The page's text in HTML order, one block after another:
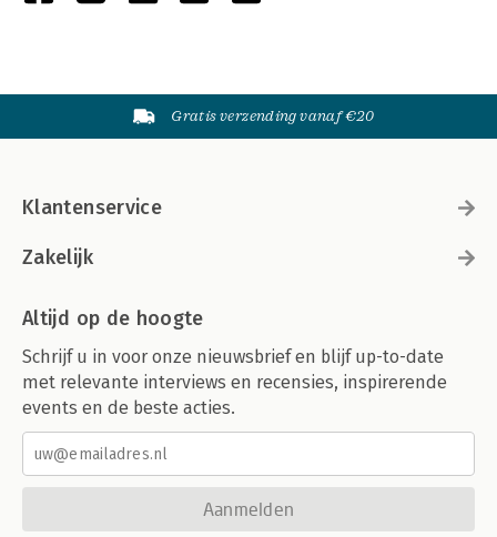
Gratis verzending vanaf €20
Klantenservice
Zakelijk
Altijd op de hoogte
Schrijf u in voor onze nieuwsbrief en blijf up-to-date
met relevante interviews en recensies, inspirerende
events en de beste acties.
Aanmelden